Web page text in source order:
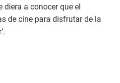
diera a conocer que el
de cine para disfrutar de la